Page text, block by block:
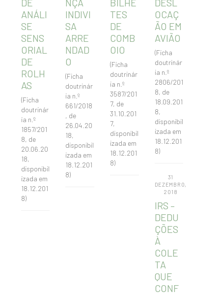
DE
ANÁLI
SE
SENS
ORIAL
DE
ROLH
AS
(Ficha
doutrinár
ia n.º
1857/201
8, de
20.06.20
18,
disponibil
izada em
18.12.201
8)
NÇA
INDIVI
SA
ARRE
NDAD
O
(Ficha
doutrinár
ia n.º
661/2018
, de
26.04.20
18,
disponibil
izada em
18.12.201
8)
BILHE
TES
DE
COMB
OIO
(Ficha
doutrinár
ia n.º
3587/201
7, de
31.10.201
7,
disponibil
izada em
18.12.201
8)
DESL
OCAÇ
ÃO EM
AVIÃO
(Ficha
doutrinár
ia n.º
2806/201
8, de
18.09.201
8,
disponibil
izada em
18.12.201
8)
31
DEZEMBRO,
2018
IRS –
DEDU
ÇÕES
À
COLE
TA
QUE
CONF